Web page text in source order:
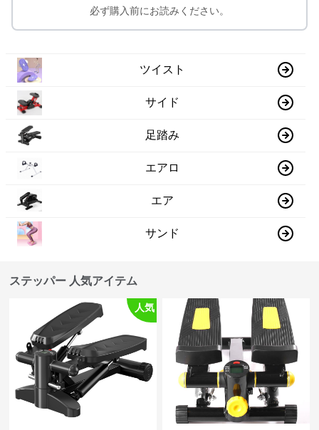
必ず購入前にお読みください。
ツイスト
サイド
足踏み
エアロ
エア
サンド
ステッパー 人気アイテム
人気